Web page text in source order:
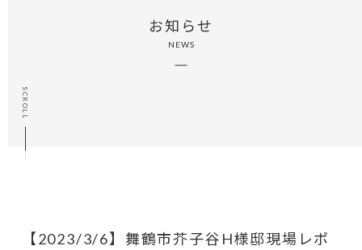
SCROLL
お知らせ
NEWS
【2023/3/6】舞鶴市芥子谷H様邸現場レポ